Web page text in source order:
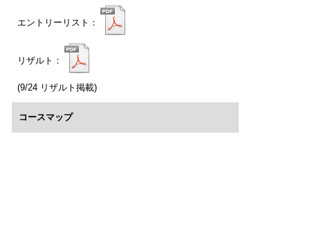
エントリーリスト：
リザルト：
(9/24 リザルト掲載)
コースマップ